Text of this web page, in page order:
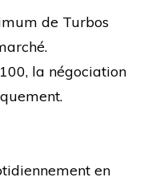
de Turbos
la négociation
en